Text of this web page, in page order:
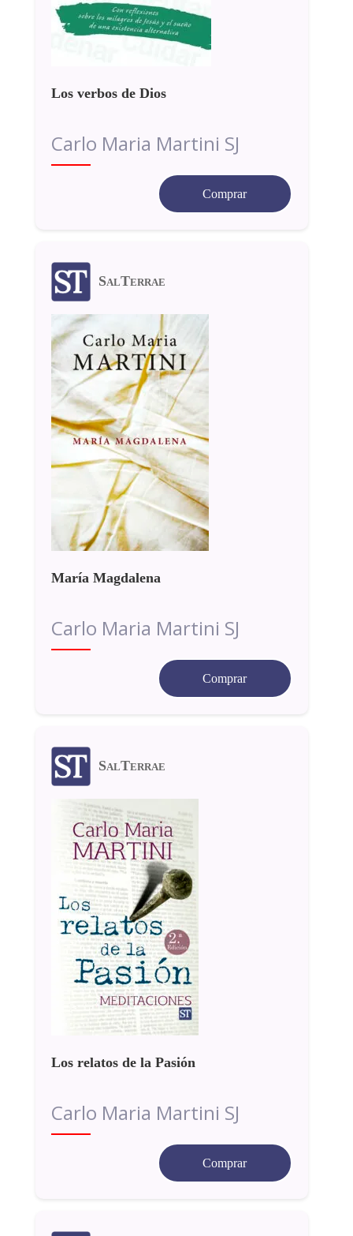
Los verbos de Dios
Carlo Maria Martini SJ
Comprar
SalTerrae
María Magdalena
Carlo Maria Martini SJ
Comprar
SalTerrae
Los relatos de la Pasión
Carlo Maria Martini SJ
Comprar